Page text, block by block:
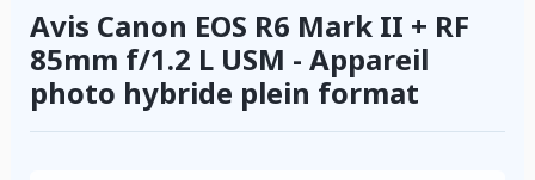
Avis Canon EOS R6 Mark II + RF
85mm f/1.2 L USM - Appareil
photo hybride plein format